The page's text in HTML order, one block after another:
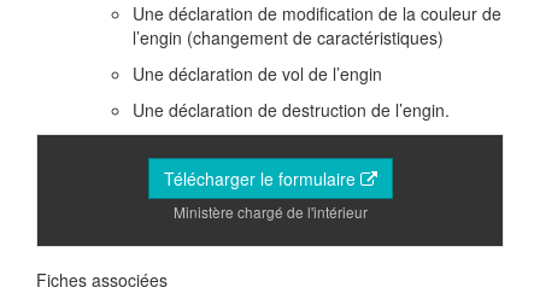
Une déclaration de modification de la couleur de
l’engin (changement de caractéristiques)
Une déclaration de vol de l’engin
Une déclaration de destruction de l’engin.
Télécharger le formulaire
Ministère chargé de l'intérieur
Fiches associées